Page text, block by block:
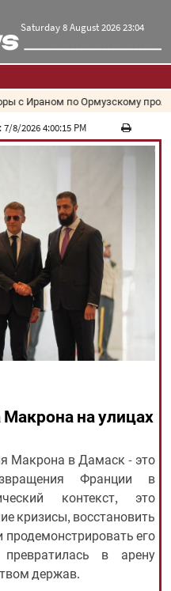
Saturday 8 August 2026 23:04
Ираном по Ормузскому проливу
7/8/2026 4:00:15 PM
на улицах
Макрона в Дамаск - это
Франции в
контекст, это
кризисы, восстановить
его
в арену
держав.